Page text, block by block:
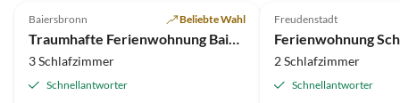
Baiersbronn Beliebte Wahl
3 Schlafzimmer
Schnellantworter
Freudenstadt
2 Schlafzimmer
Schnellantworter